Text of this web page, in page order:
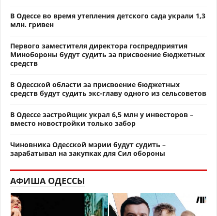
В Одессе во время утепления детского сада украли 1,3
млн. гривен
Первого заместителя директора госпредприятия
Минобороны будут судить за присвоение бюджетных
средств
В Одесской области за присвоение бюджетных
средств будут судить экс-главу одного из сельсоветов
В Одессе застройщик украл 6,5 млн у инвесторов –
вместо новостройки только забор
Чиновника Одесской мэрии будут судить –
зарабатывал на закупках для Сил обороны
АФИША ОДЕССЫ